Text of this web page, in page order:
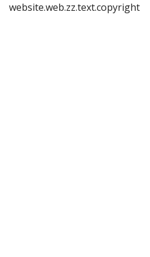
website.web.zz.text.copyright